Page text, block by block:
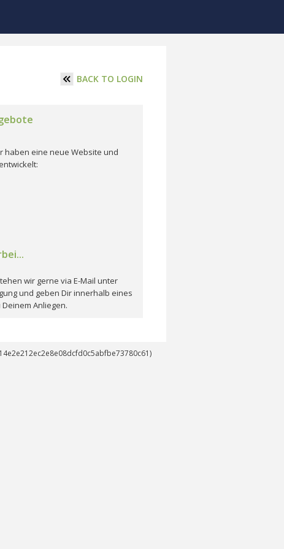
BACK TO LOGIN
haben eine neue Website und
wir gerne via E-Mail unter
und geben Dir innerhalb eines
Anliegen.